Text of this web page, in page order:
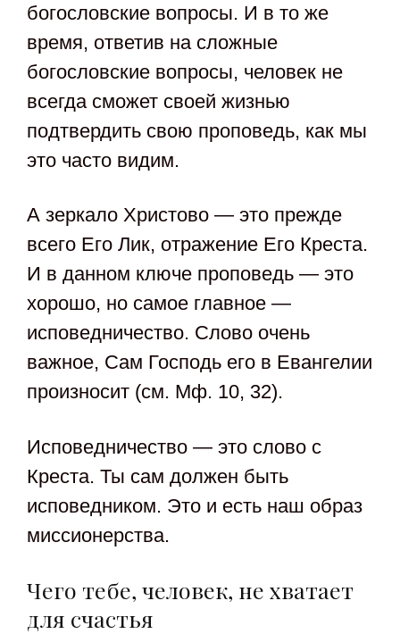
богословские вопросы. И в то же
время, ответив на сложные
богословские вопросы, человек не
всегда сможет своей жизнью
подтвердить свою проповедь, как мы
это часто видим.
А зеркало Христово — это прежде
всего Его Лик, отражение Его Креста.
И в данном ключе проповедь — это
хорошо, но самое главное —
исповедничество. Слово очень
важное, Сам Господь его в Евангелии
произносит (см. Мф. 10, 32).
Исповедничество — это слово с
Креста. Ты сам должен быть
исповедником. Это и есть наш образ
миссионерства.
Чего тебе, человек, не хватает
для счастья